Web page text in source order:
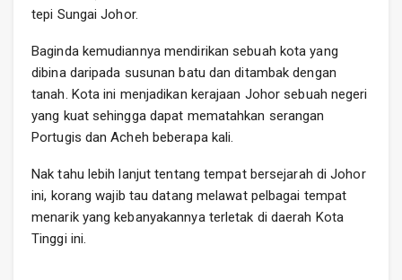
tepi Sungai Johor.
Baginda kemudiannya mendirikan sebuah kota yang
dibina daripada susunan batu dan ditambak dengan
tanah. Kota ini menjadikan kerajaan Johor sebuah negeri
yang kuat sehingga dapat mematahkan serangan
Portugis dan Acheh beberapa kali.
Nak tahu lebih lanjut tentang tempat bersejarah di Johor
ini, korang wajib tau datang melawat pelbagai tempat
menarik yang kebanyakannya terletak di daerah Kota
Tinggi ini.